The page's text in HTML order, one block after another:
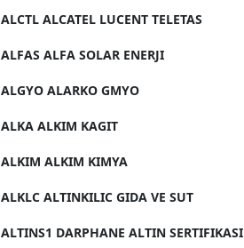
ALCTL ALCATEL LUCENT TELETAS
ALFAS ALFA SOLAR ENERJI
ALGYO ALARKO GMYO
ALKA ALKIM KAGIT
ALKIM ALKIM KIMYA
ALKLC ALTINKILIC GIDA VE SUT
ALTINS1 DARPHANE ALTIN SERTIFIKASI